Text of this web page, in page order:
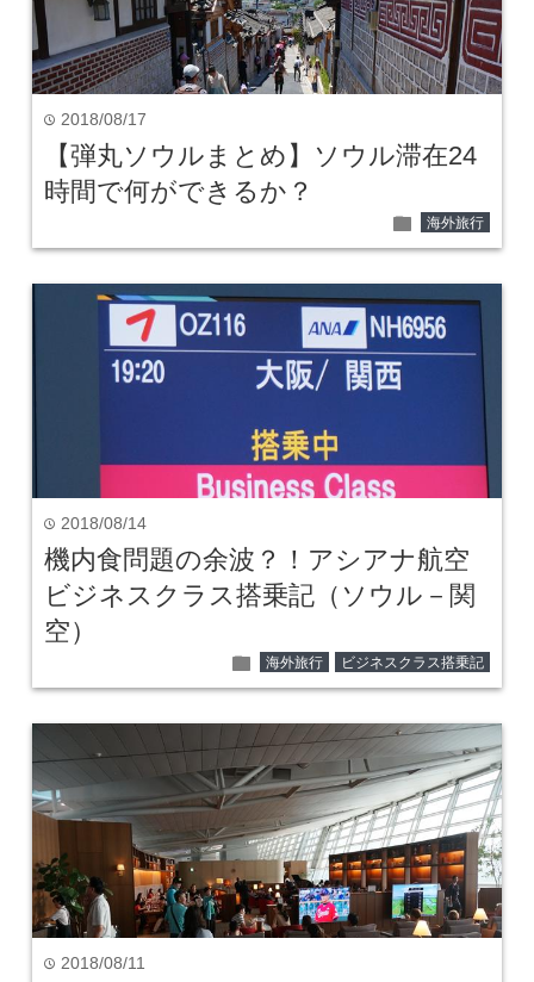
time 2018/08/17
【弾丸ソウルまとめ】ソウル滞在24
時間で何ができるか？
folder 海外旅行
time 2018/08/14
機内食問題の余波？！アシアナ航空
ビジネスクラス搭乗記（ソウル－関
空）
folder 海外旅行 ビジネスクラス搭乗記
time 2018/08/11